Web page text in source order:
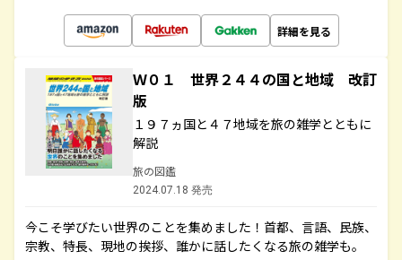
詳細を見る
Ｗ０１ 世界２４４の国と地域 改訂
版
１９７ヵ国と４７地域を旅の雑学とともに
解説
旅の図鑑
2024.07.18 発売
今こそ学びたい世界のことを集めました！首都、言語、民族、
宗教、特長、現地の挨拶、誰かに話したくなる旅の雑学も。